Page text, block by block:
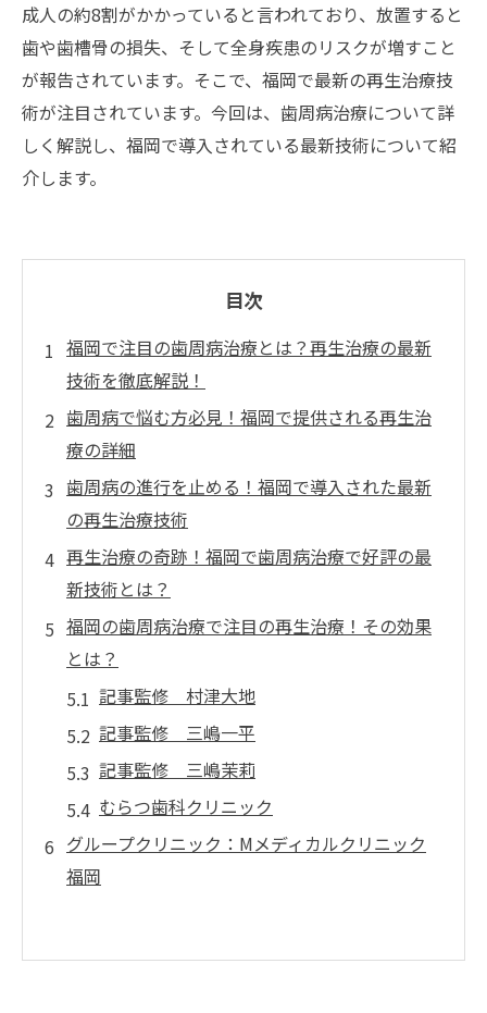
成人の約8割がかかっていると言われており、放置すると
歯や歯槽骨の損失、そして全身疾患のリスクが増すこと
が報告されています。そこで、福岡で最新の再生治療技
術が注目されています。今回は、歯周病治療について詳
しく解説し、福岡で導入されている最新技術について紹
介します。
目次
福岡で注目の歯周病治療とは？再生治療の最新
技術を徹底解説！
歯周病で悩む方必見！福岡で提供される再生治
療の詳細
歯周病の進行を止める！福岡で導入された最新
の再生治療技術
再生治療の奇跡！福岡で歯周病治療で好評の最
新技術とは？
福岡の歯周病治療で注目の再生治療！その効果
とは？
記事監修 村津大地
記事監修 三嶋一平
記事監修 三嶋茉莉
むらつ歯科クリニック
グループクリニック：Mメディカルクリニック
福岡